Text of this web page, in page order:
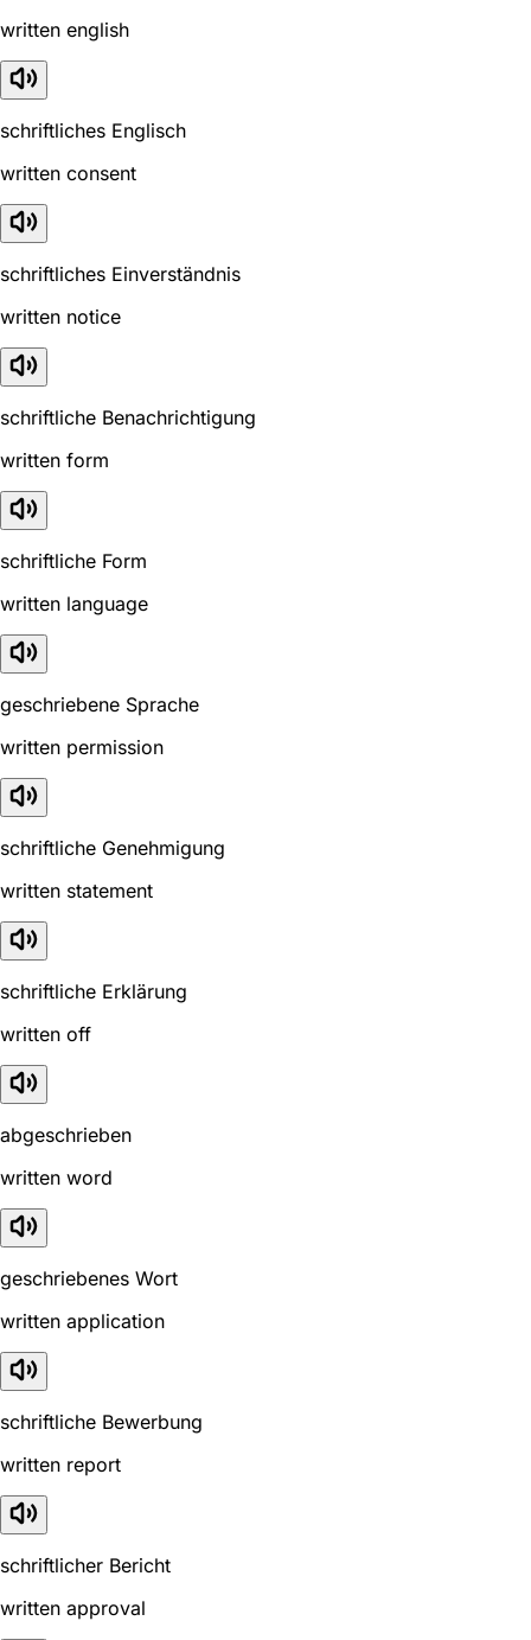
written english
schriftliches Englisch
written consent
schriftliches Einverständnis
written notice
schriftliche Benachrichtigung
written form
schriftliche Form
written language
geschriebene Sprache
written permission
schriftliche Genehmigung
written statement
schriftliche Erklärung
written off
abgeschrieben
written word
geschriebenes Wort
written application
schriftliche Bewerbung
written report
schriftlicher Bericht
written approval